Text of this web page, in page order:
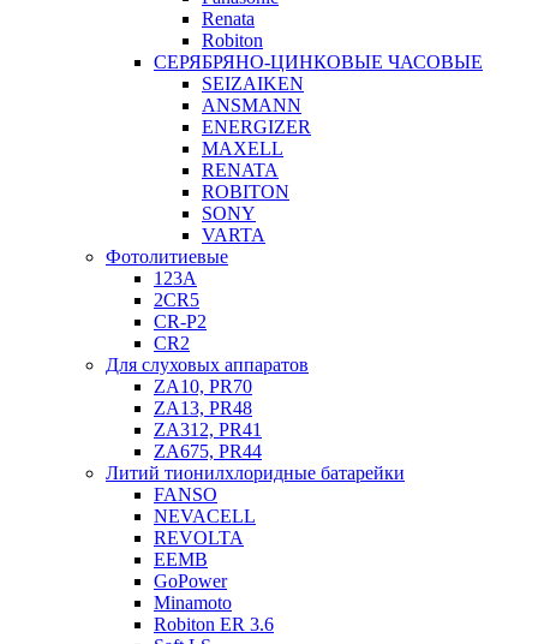
Renata
Robiton
СЕРЯБРЯНО-ЦИНКОВЫЕ ЧАСОВЫЕ
SEIZAIKEN
ANSMANN
ENERGIZER
MAXELL
RENATA
ROBITON
SONY
VARTA
Фотолитиевые
123A
2CR5
CR-P2
CR2
Для слуховых аппаратов
ZA10, PR70
ZA13, PR48
ZA312, PR41
ZA675, PR44
Литий тионилхлоридные батарейки
FANSO
NEVACELL
REVOLTA
EEMB
GoPower
Minamoto
Robiton ER 3.6